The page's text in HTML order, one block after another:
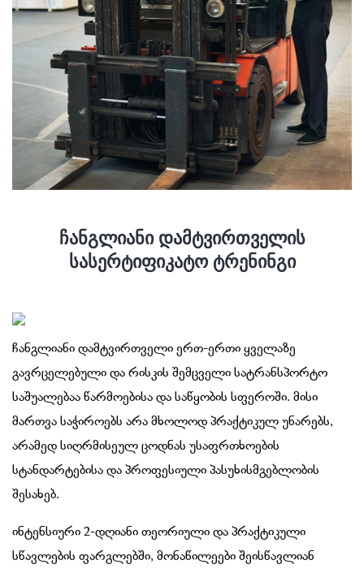
ჩანგლიანი დამტვირთველის
სასერტიფიკატო ტრენინგი
ჩანგლიანი დამტვირთველი ერთ-ერთი ყველაზე
გავრცელებული და რისკის შემცველი სატრანსპორტო
საშუალებაა წარმოებისა და საწყობის სფეროში. მისი
მართვა საჭიროებს არა მხოლოდ პრაქტიკულ უნარებს,
არამედ სიღრმისეულ ცოდნას უსაფრთხოების
სტანდარტებისა და პროფესიული პასუხისმგებლობის
შესახებ.
ინტენსიური 2-დღიანი თეორიული და პრაქტიკული
სწავლების ფარგლებში, მონაწილეები შეისწავლიან